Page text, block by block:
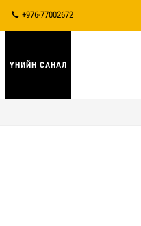
+976-77002672
ҮНИЙН САНАЛ